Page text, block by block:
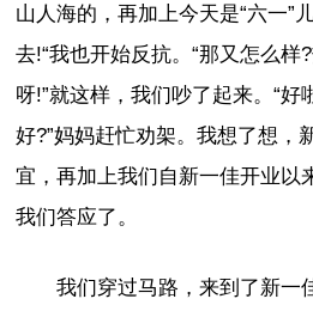
山人海的，再加上今天是“六一”
去!“我也开始反抗。“那又怎么样
呀!”就这样，我们吵了起来。“好
好?”妈妈赶忙劝架。我想了想，
宜，再加上我们自新一佳开业以
我们答应了。
我们穿过马路，来到了新一